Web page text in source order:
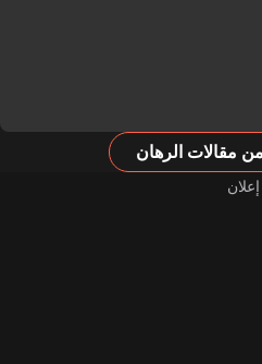
مقالات الرهان